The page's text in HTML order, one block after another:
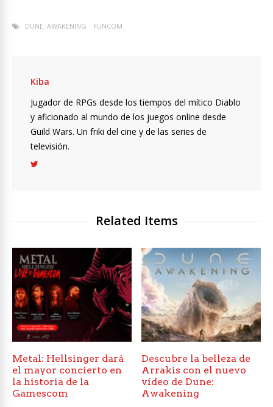
DUNE: AWAKENING FUNCOM
Kiba
Jugador de RPGs desde los tiempos del mítico Diablo
y aficionado al mundo de los juegos online desde
Guild Wars. Un friki del cine y de las series de
televisión.
Related Items
Metal: Hellsinger dará
el mayor concierto en
la historia de la
Gamescom
Descubre la belleza de
Arrakis con el nuevo
vídeo de Dune:
Awakening